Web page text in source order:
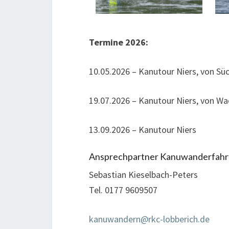
Termine 2026:
10.05.2026 – Kanutour Niers, von
19.07.2026 – Kanutour Niers, von
13.09.2026 – Kanutour Niers
Ansprechpartner
Sebastian Kieselbach-Peters
Tel. 0177 9609507
kanuwandern@rkc-lobberich.de